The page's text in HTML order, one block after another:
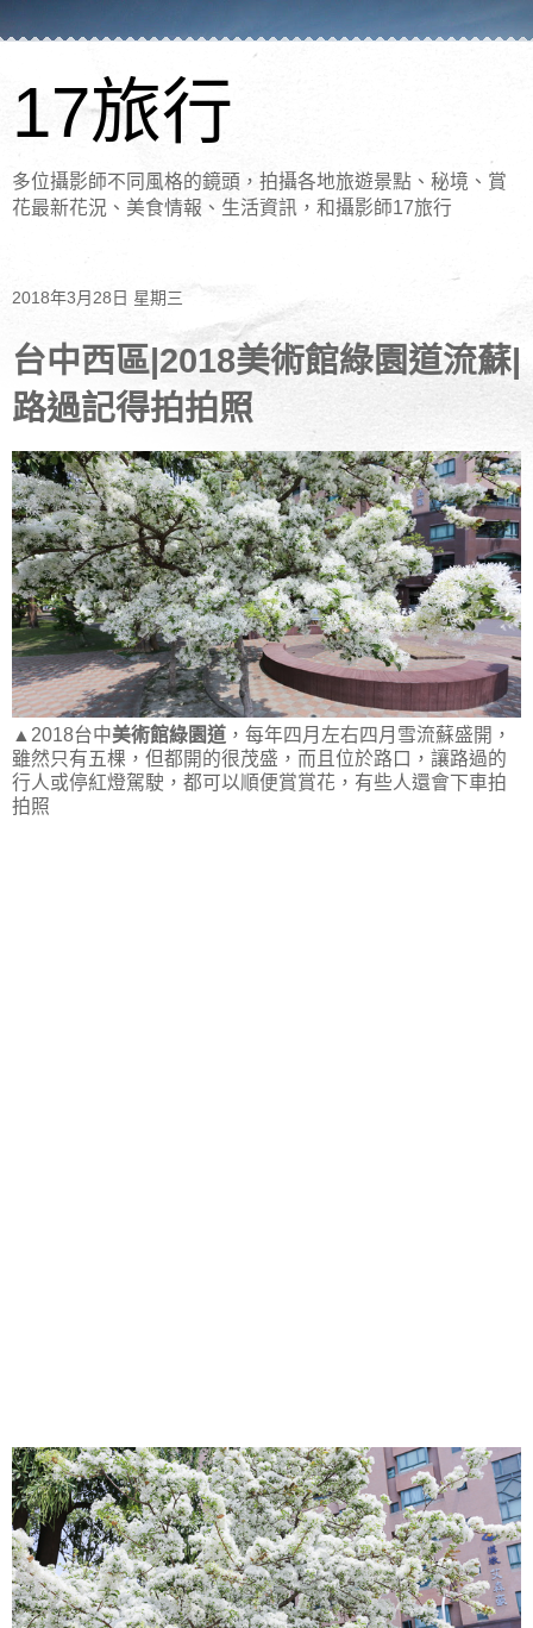
17旅行
多位攝影師不同風格的鏡頭，拍攝各地旅遊景點、秘境、賞
花最新花況、美食情報、生活資訊，和攝影師17旅行
2018年3月28日 星期三
台中西區|2018美術館綠園道流蘇|
路過記得拍拍照
▲2018台中美術館綠園道 ，每年四月左右四月雪流蘇盛開，
雖然只有五棵，但都開的很茂盛，而且位於路口，讓路過的
行人或停紅燈駕駛，都可以順便賞賞花，有些人還會下車拍
拍照